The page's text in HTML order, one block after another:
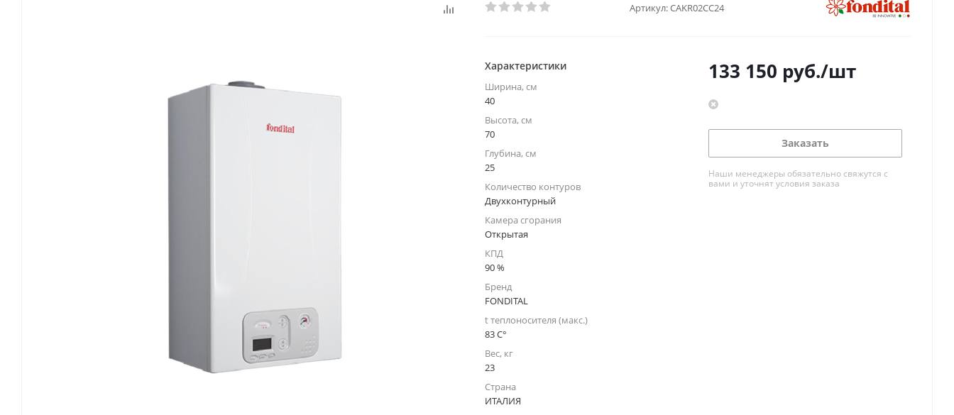
Артикул:CAKR02CC24
Характеристики
Ширина, см
40
Высота, см
70
Глубина, см
25
Количество контуров
Двухконтурный
Камера сгорания
Открытая
КПД
90 %
Бренд
FONDITAL
t теплоносителя (макс.)
83 C°
Вес, кг
23
Страна
ИТАЛИЯ
133 150 руб./шт
Заказать
Наши менеджеры обязательно свяжутся с
вами и уточнят условия заказа